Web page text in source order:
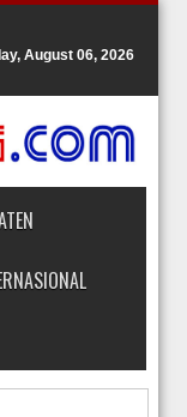
August 06, 2026